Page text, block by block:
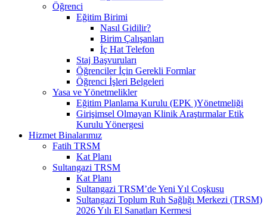
Öğrenci
Eğitim Birimi
Nasıl Gidilir?
Birim Çalışanları
İç Hat Telefon
Staj Başvuruları
Öğrenciler İçin Gerekli Formlar
Öğrenci İşleri Belgeleri
Yasa ve Yönetmelikler
Eğitim Planlama Kurulu (EPK )Yönetmeliği
Girişimsel Olmayan Klinik Araştırmalar Etik
Kurulu Yönergesi
Hizmet Binalarımız
Fatih TRSM
Kat Planı
Sultangazi TRSM
Kat Planı
Sultangazi TRSM’de Yeni Yıl Coşkusu
Sultangazi Toplum Ruh Sağlığı Merkezi (TRSM)
2026 Yılı El Sanatları Kermesi